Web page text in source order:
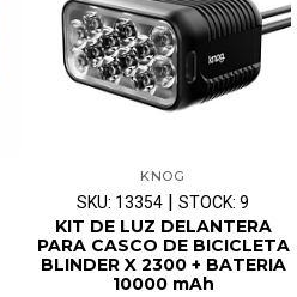
KNOG
SKU: 13354 | STOCK: 9
KIT DE LUZ DELANTERA
PARA CASCO DE BICICLETA
BLINDER X 2300 + BATERIA
10000 mAh